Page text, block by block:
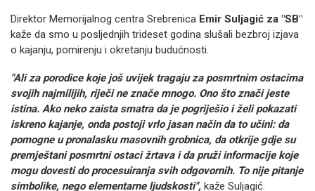
Direktor Memorijalnog centra Srebrenica Emir Suljagić za "SB"
kaže da smo u posljednjih trideset godina slušali bezbroj izjava
o kajanju, pomirenju i okretanju budućnosti.
"Ali za porodice koje još uvijek tragaju za posmrtnim ostacima
svojih najmilijih, riječi ne znače mnogo. Ono što znači jeste
istina. Ako neko zaista smatra da je pogriješio i želi pokazati
iskreno kajanje, onda postoji vrlo jasan način da to učini: da
pomogne u pronalasku masovnih grobnica, da otkrije gdje su
premještani posmrtni ostaci žrtava i da pruži informacije koje
mogu dovesti do procesuiranja svih odgovornih. To nije pitanje
simbolike, nego elementarne ljudskosti", kaže Suljagić.